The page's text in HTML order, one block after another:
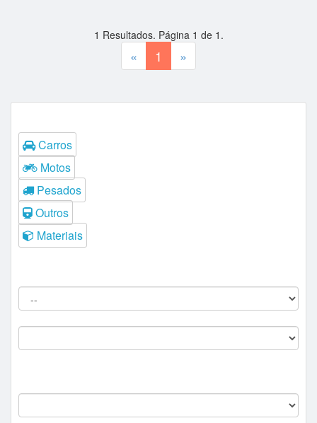
1 Resultados. Página 1 de 1 .
« 1 »
Carros
Motos
Pesados
Outros
Materiais